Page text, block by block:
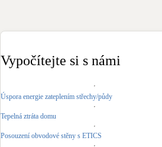
Klimatizace
Vypočítejte si s námi
Úspora energie zateplením střechy/půdy
Tepelná ztráta domu
Posouzení obvodové stěny s ETICS